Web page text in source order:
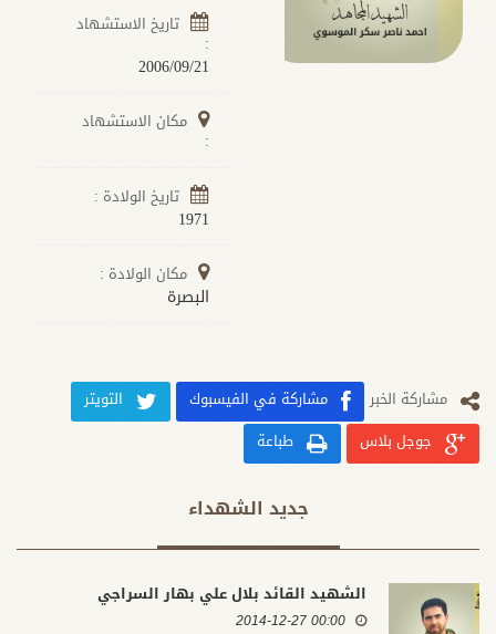
تاريخ الاستشهاد
:
2006/09/21
مكان الاستشهاد
:
تاريخ الولادة :
1971
مكان الولادة :
البصرة
مشارکة الخبر مشاركة في الفيسبوك
التويتر
جوجل بلاس
طباعة
جدید الشهداء
الشهيد القائد بلال علي بهار السراجي
00:00 2014-12-27